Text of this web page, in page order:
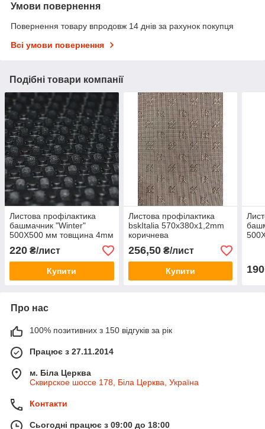
Умови повернення
Повернення товару впродовж 14 днів за рахунок покупця
Всі умови повернення
Подібні товари компанії
Листова профілактика
башмачник "Winter"
500X500 мм товщина 4mм
висока міцність до
стирання
220 ₴/лист
Купити
Листова профілактика
bskItalia 570x380x1,2mm
коричнева
256,50₴/лист
Купити 190
Про нас
100% позитивних з 150 відгуків за рік
Працює з 27.11.2014
м. Біла Церква
Сквирское шоссе 178, Біла Церква, Україна
Контакти
Сьогодні працює з 09:00 до 18:00